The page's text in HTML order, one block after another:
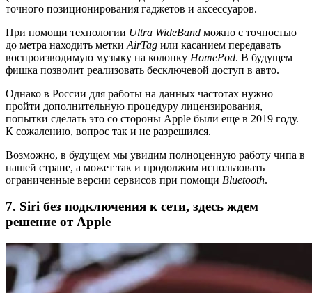
точного позиционирования гаджетов и аксессуаров.
При помощи технологии Ultra WideBand можно с точностью
до метра находить метки AirTag или касанием передавать
воспроизводимую музыку на колонку HomePod. В будущем
фишка позволит реализовать бесключевой доступ в авто.
Однако в России для работы на данных частотах нужно
пройти дополнительную процедуру лицензирования,
попытки сделать это со стороны Apple были еще в 2019 году.
К сожалению, вопрос так и не разрешился.
Возможно, в будущем мы увидим полноценную работу чипа в
нашей стране, а может так и продолжим использовать
ограниченные версии сервисов при помощи Bluetooth.
7. Siri без подключения к сети, здесь ждем
решение от Apple